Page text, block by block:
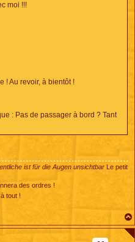
moi !!!
! Au revoir, à bientôt !
: Pas de passager à bord ? Tant
ist für die Augen unsichtbar
Le petit
des ordres !
tout !